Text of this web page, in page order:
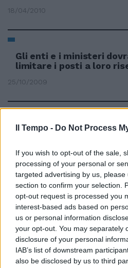
Il Tempo - Do Not Process
If you wish to opt-out of the sale,
processing of your personal or
targeted advertising by us,
section to confirm your selection.
opt-out request is processed you
interest-based ads based on
us or personal information
your opt-out. You may separately
disclosure of your personal
IAB’s list of downstream
also be disclosed by us to third
18/04/2010
Gli enti e i ministeri
limitare i posti a loro
25/10/2009
dall'inviato SANTA
quelli della
interventi, delle riforme
strutturali».
14/06/2009
«Ospedali come hotel
loro dovranno avere voti
stelle»